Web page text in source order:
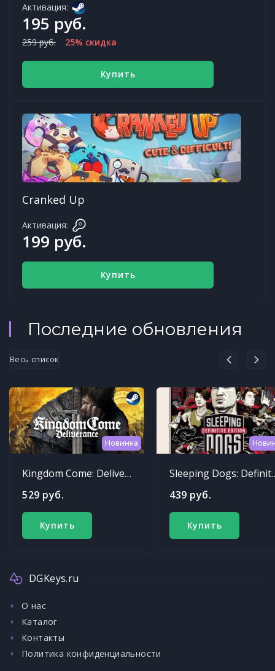
Активация:
195 руб.
259 руб. 25% скидка
Купить
Cranked Up
Активация:
199 руб.
Купить
Последние обновления
Весь список
Новинка
Kingdom Come: Deliverance
529 руб.
Купить
Sleeping
439 руб.
Купить
DGKeys.ru
О нас
Каталог
Контакты
Политика конфиденциальности